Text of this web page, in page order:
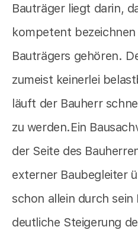
Bauträger liegt darin,
kompetent
Bauträgers gehören.
zumeist keinerlei
läuft der Bauherr
zu werden.Ein
der Seite des
externer Baubegleiter
schon allein durch sein
deutliche Steigerung